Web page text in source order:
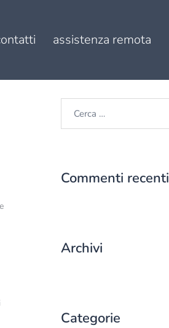
assistenza remota
per:
Commenti recenti
Archivi
Categorie